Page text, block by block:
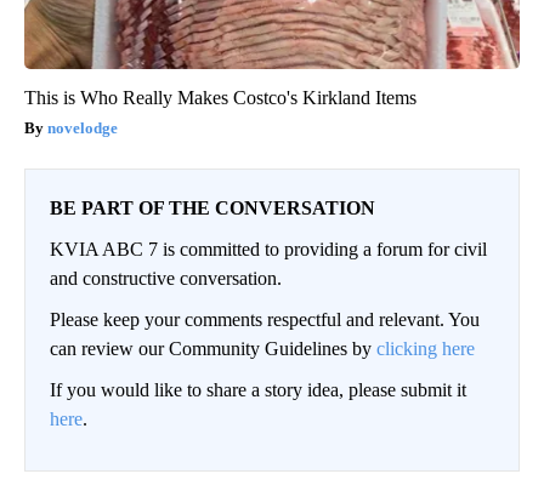
This is Who Really Makes Costco's Kirkland Items
novelodge
BE PART OF THE CONVERSATION
KVIA ABC 7 is committed to providing a forum for civil
and constructive conversation.
Please keep your comments respectful and relevant. You
can review our Community Guidelines by clicking here
If you would like to share a story idea, please submit it
here.